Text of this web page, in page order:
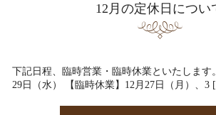
12月の定休日につい
下記日程、臨時営業・臨時休業といたします
29日（水） 【臨時休業】12月27日（月）、